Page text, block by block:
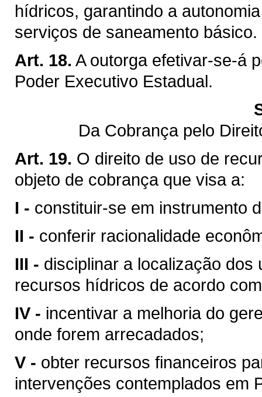
hídricos, garantindo a
serviços de saneamento básico.
Art. 18. A outorga efetivar-se-á
Poder Executivo Estadual.
Da Cobrança pelo
Art. 19. O direito de uso de
objeto de cobrança que visa a:
I - constituir-se em instrumento
II - conferir racionalidade
III - disciplinar a localização
recursos hídricos de acordo
IV - incentivar a melhoria do
onde forem arrecadados;
V - obter recursos financeiros
intervenções contemplados em